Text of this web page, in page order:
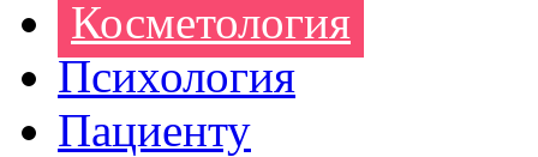
Косметология
Психология
Пациенту